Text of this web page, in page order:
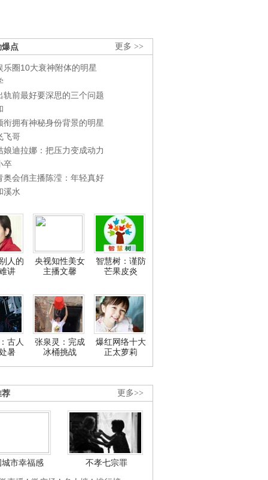
更多 >>
爆点
乐圈10大衰神附体的明星
轨前最好要深思的三个问题
衔拥有神秘身份背景的明星
飞哥
娘迪拉娜：把压力变成动力
卒
奥会俏主播陈滢：年轻真好
溪水
人的
讲
央视知性美女
主播文馨
智慧树：谨防
芒果皮炎
古人
暑
张泉灵：完成
冰桶挑战
爆红网络十大
正太萝莉
更多>>
荐
城市幸福感
不孝七宗罪